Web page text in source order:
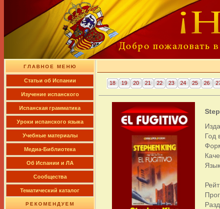
ГЛАВНОЕ МЕНЮ
Cтатьи об Испании
Изучение испанского
Испанская грамматика
Уроки испанского языка
Учебные материалы
Медиа-Библиотека
Об Испании и ЛА
Сообщества
Тематический каталог
РЕКОМЕНДУЕМ
18 19 20 21 22 23 24 25 26
Год